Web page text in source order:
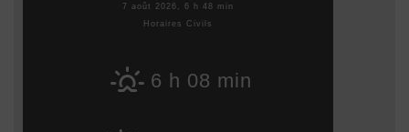
7 août 2026, 6 h 48 min
Horaires Civils
6 h 08 min